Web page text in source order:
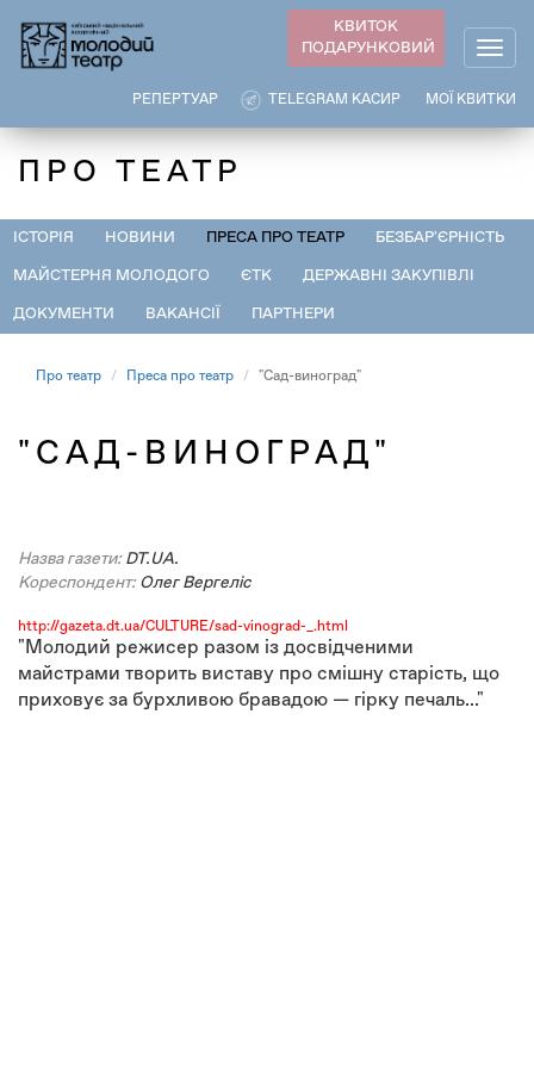
основного
КВИТОК
ПОДАРУНКОВИЙ
МОЇ КВИТКИ
TELEGRAM КАСИР
РЕПЕРТУАР
ПРО ТЕАТР
ІСТОРІЯ НОВИНИ ПРЕСА ПРО ТЕАТР БЕЗБАР'ЄРНІСТЬ
МАЙСТЕРНЯ МОЛОДОГО ЄТК ДЕРЖАВНІ ЗАКУПІВЛІ
ДОКУМЕНТИ ВАКАНСІЇ ПАРТНЕРИ
Про театр Преса про театр "Сад-виноград"
"САД-ВИНОГРАД"
Назва газети: DT.UA.
Кореспондент: Олег Вергеліс
http://gazeta.dt.ua/CULTURE/sad-vinograd-_.html
"Молодий режисер разом із досвідченими
майстрами творить виставу про смішну старість, що
приховує за бурхливою бравадою — гірку печаль..."